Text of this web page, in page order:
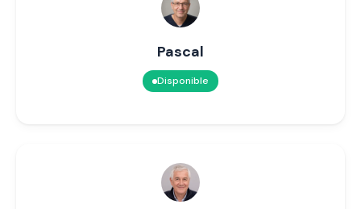
Pascal
Disponible